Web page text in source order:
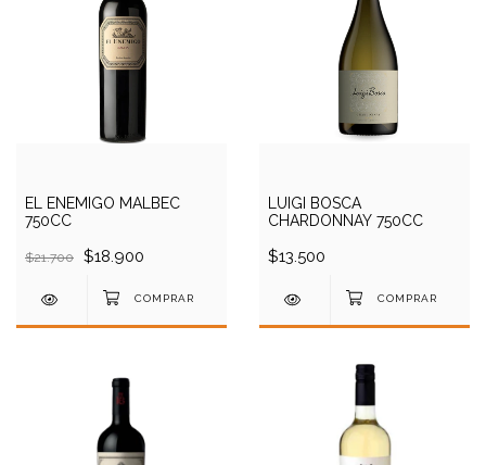
EL ENEMIGO MALBEC
750CC
$21.700 $18.900
LUIGI BOSCA
CHARDONNAY 750CC
$13.500